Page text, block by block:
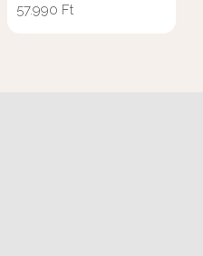
57.990 Ft